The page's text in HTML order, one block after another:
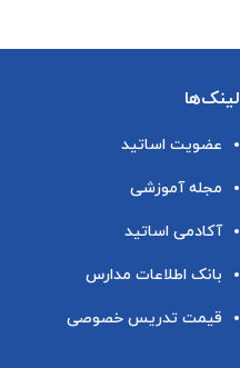
لینک‌ها
عضویت اساتید
مجله آموزشی
آکادمی اساتید
بانک اطلاعات مدارس
قیمت تدریس خصوصی